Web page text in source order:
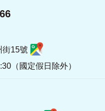
街15號
（國定假日除外）